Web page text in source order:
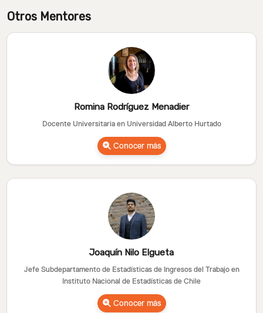
Otros Mentores
Romina Rodríguez Menadier
Docente Universitaria en Universidad Alberto Hurtado
Conocer más
Joaquín Nilo Elgueta
Jefe Subdepartamento de Estadísticas de Ingresos del Trabajo en
Instituto Nacional de Estadísticas de Chile
Conocer más